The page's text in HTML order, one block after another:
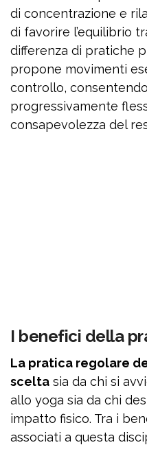
di concentrazione e
di favorire l’equilibrio
differenza di pratiche
propone movimenti
controllo,
progressivamente
consapevolezza del
I benefici della
La pratica regolare
scelta sia da chi si
allo yoga sia da chi
impatto fisico. Tra i
associati a questa